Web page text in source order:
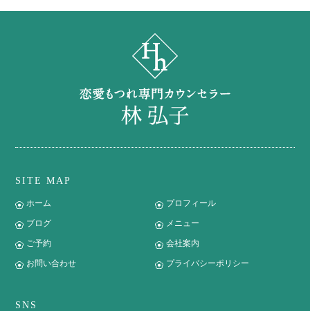
SITE MAP
ホーム プロフィール
ブログ メニュー
ご予約 会社案内
お問い合わせ プライバシーポリシー
SNS